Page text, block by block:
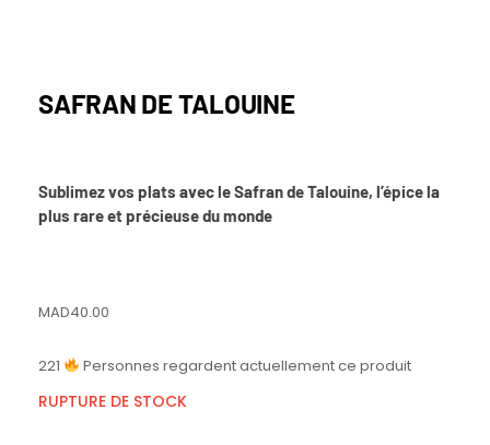
SAFRAN DE TALOUINE
Sublimez vos plats avec le Safran de Talouine, l’épice la
plus rare et précieuse du monde
MAD40.00
221 Personnes regardent actuellement ce produit
RUPTURE DE STOCK